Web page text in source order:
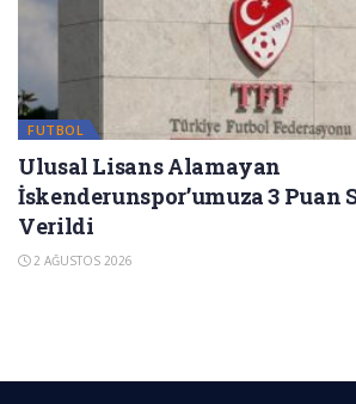
FUTBOL
Ulusal Lisans Alamayan
İskenderunspor’umuza 3 Puan
Verildi
2 AĞUSTOS 2026